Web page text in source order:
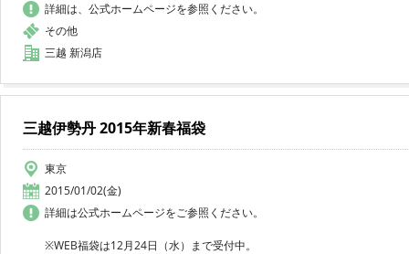
詳細は、公式ホームページを参照ください。
その他
三越 新潟店
三越伊勢丹 2015年新春福袋
東京
2015/01/02(金)
詳細は公式ホームページをご参照ください。
※WEB福袋は12月24日（水）まで受付中。